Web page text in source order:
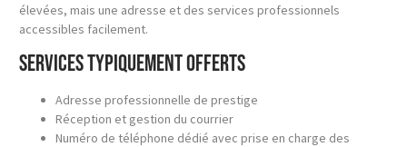
élevées, mais une adresse et des services professionnels
accessibles facilement.
Services typiquement offerts
Adresse professionnelle de prestige
Réception et gestion du courrier
Numéro de téléphone dédié avec prise en charge des